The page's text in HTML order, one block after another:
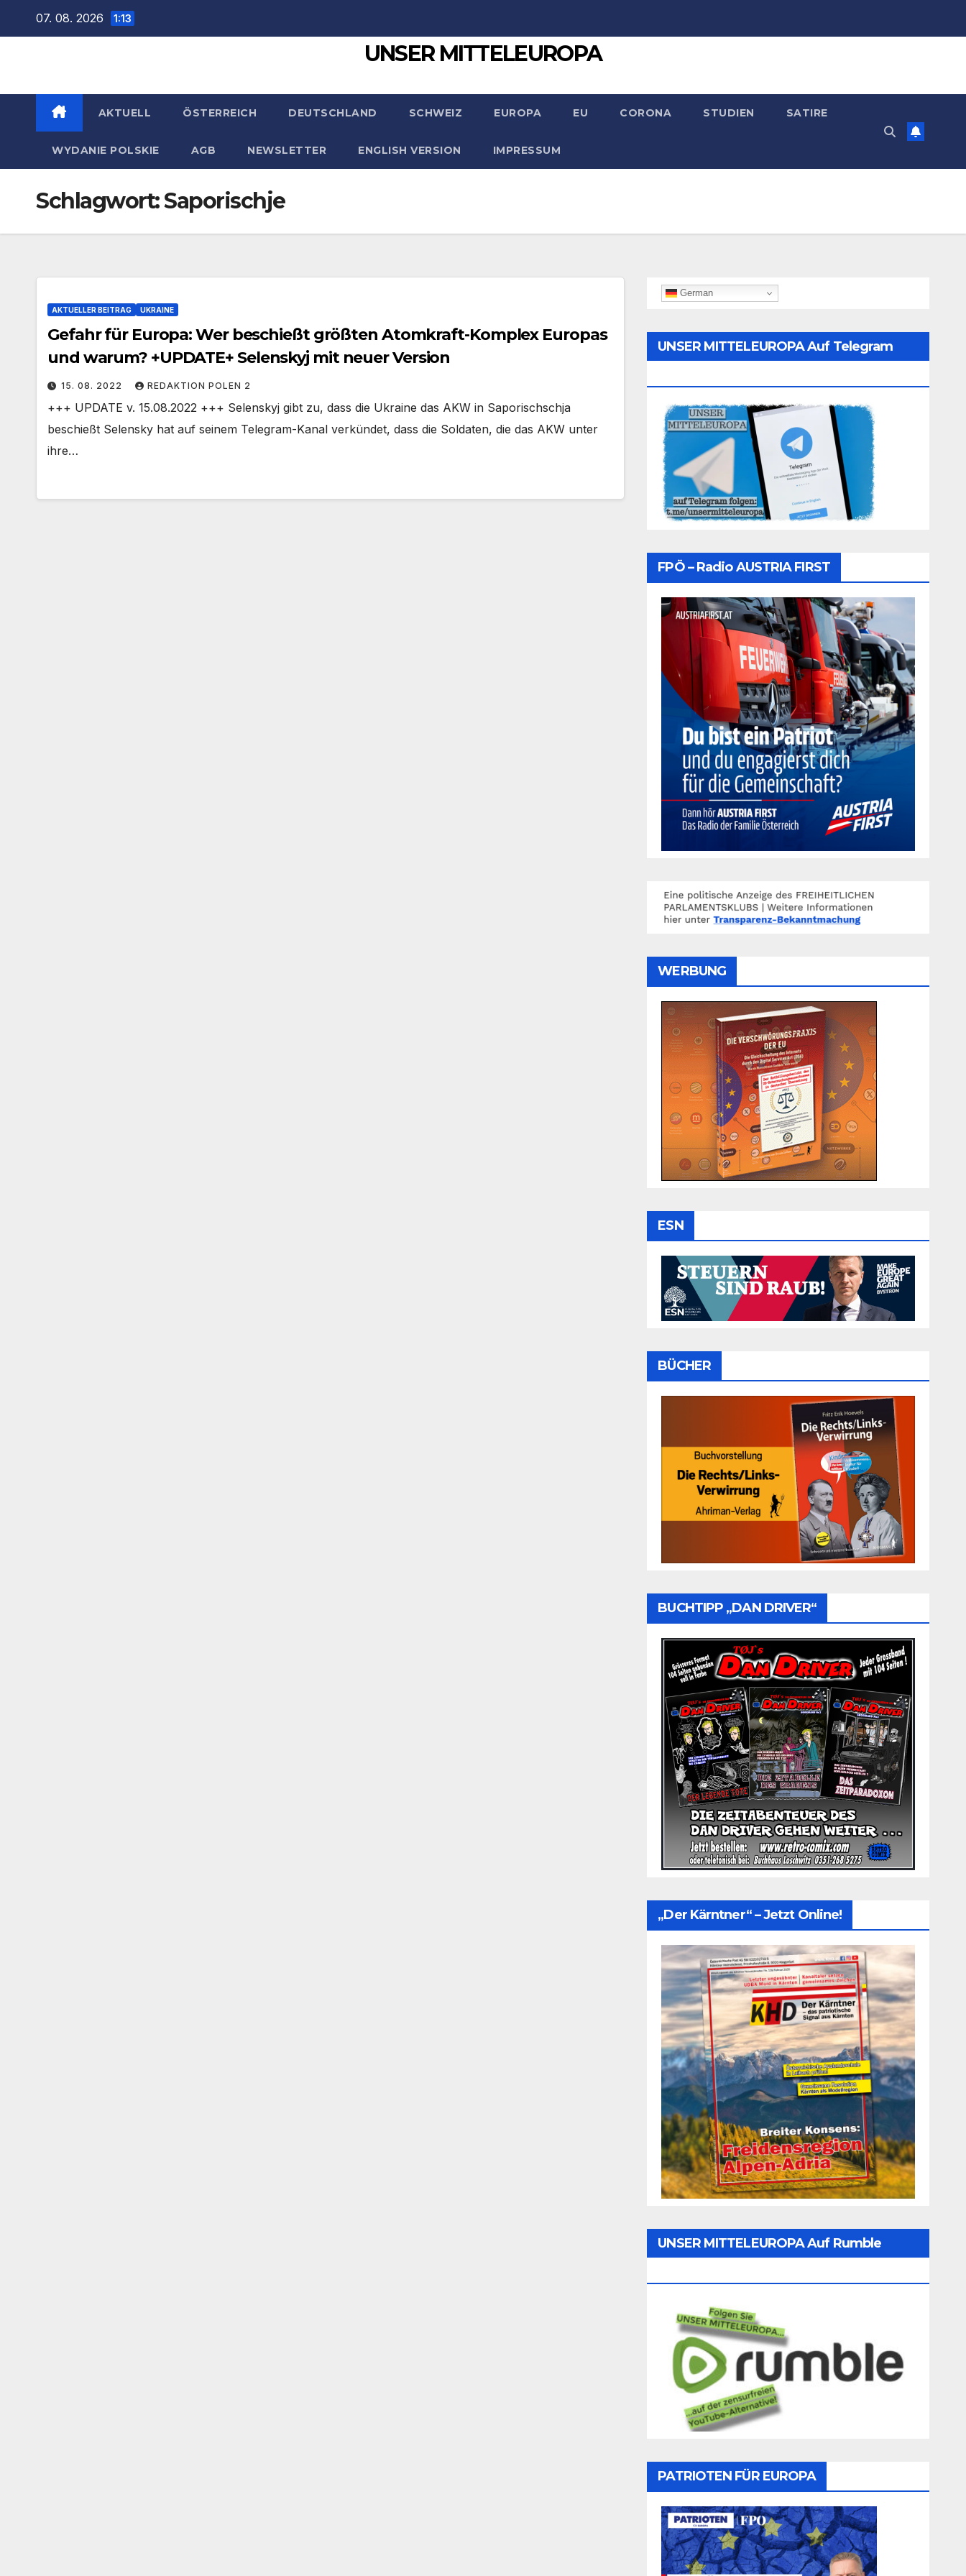
07. 08. 2026 1:13
UNSER MITTELEUROPA
AKTUELL ÖSTERREICH DEUTSCHLAND SCHWEIZ EUROPA EU CORONA STUDIEN SATIRE
WYDANIE POLSKIE AGB NEWSLETTER ENGLISH VERSION IMPRESSUM
Schlagwort:Saporischje
AKTUELLER BEITRAG UKRAINE
Gefahr für Europa: Wer beschießt größten Atomkraft-Komplex Europas
und warum? +UPDATE+ Selenskyj mit neuer Version
15. 08. 2022 REDAKTION POLEN 2
+++ UPDATE v. 15.08.2022 +++ Selenskyj gibt zu, dass die Ukraine das AKW in Saporischschja
beschießt Selensky hat auf seinem Telegram-Kanal verkündet, dass die Soldaten, die das AKW unter
ihre…
German
UNSER MITTELEUROPA Auf Telegram
FPÖ – Radio AUSTRIA FIRST
WERBUNG
ESN
BÜCHER
BUCHTIPP „DAN DRIVER“
„Der Kärntner“ – Jetzt Online!
UNSER MITTELEUROPA Auf Rumble
PATRIOTEN FÜR EUROPA